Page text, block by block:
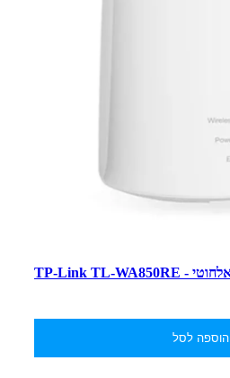
מגדיל טווח(אקסס פוינט) אלחוטי - TP-Link TL-WA850RE
הוספה לסל